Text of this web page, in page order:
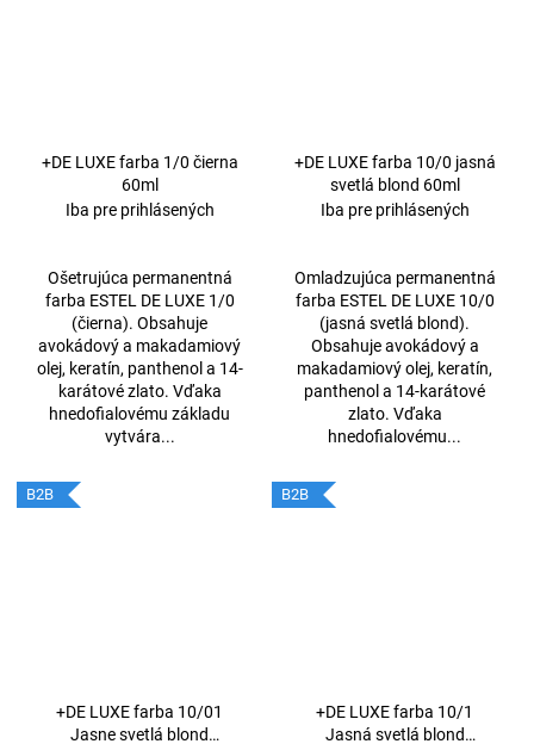
+DE LUXE farba 1/0 čierna
60ml
Iba pre prihlásených
Ošetrujúca permanentná
farba ESTEL DE LUXE 1/0
(čierna). Obsahuje
avokádový a makadamiový
olej, keratín, panthenol a 14-
karátové zlato. Vďaka
hnedofialovému základu
vytvára...
+DE LUXE farba 10/0 jasná
svetlá blond 60ml
Iba pre prihlásených
Omladzujúca permanentná
farba ESTEL DE LUXE 10/0
(jasná svetlá blond).
Obsahuje avokádový a
makadamiový olej, keratín,
panthenol a 14-karátové
zlato. Vďaka
hnedofialovému...
B2B
+DE LUXE farba 10/01
Jasne svetlá blond
B2B
+DE LUXE farba 10/1
Jasná svetlá blond